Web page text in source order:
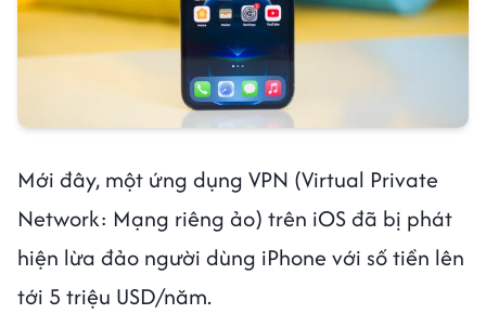
Mới đây, một ứng dụng VPN (Virtual Private
Network: Mạng riêng ảo) trên iOS đã bị phát
hiện lừa đảo người dùng iPhone với số tiền lên
tới 5 triệu USD/năm.